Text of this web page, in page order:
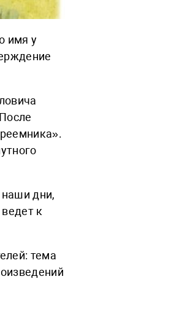
имя у
наши дни,
к
тема